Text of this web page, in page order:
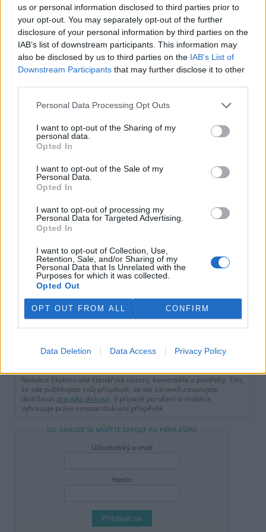
us or personal information disclosed to third parties prior to
your opt-out. You may separately opt-out of the further
disclosure of your personal information by third parties on the
IAB’s list of downstream participants. This information may
also be disclosed by us to third parties on the IAB’s List of
Downstream Participants that may further disclose it to other
Personal Data Processing Opt Outs
I want to opt-out of the Sharing of my
personal data.
Opted In
I want to opt-out of the Sale of my
Personal Data.
Opted In
I want to opt-out of processing my
Personal Data for Targeted Advertising.
Opted In
I want to opt-out of Collection, Use,
Retention, Sale, and/or Sharing of my
Personal Data that Is Unrelated with the
Purposes for which it was collected.
Opted Out
OPT OUT FROM ALL CONFIRM
Data Deletion Data Access Privacy Policy
Příbram, které vloni převzal.
reklama
tisknout poslat
reklama
Online diskuse
Redakce Ekolistu vítá čtenářské názory, komentáře a postřehy. Tím,
že zde publikujete svůj příspěvek, se ale zároveň zavazujete
dodržovat pravidla diskuse. V případě porušení si redakce
vyhrazuje právo smazat diskusní příspěvěk
DO DISKUZE SE MŮŽETE ZAPOJIT PO PŘIHLÁŠENÍ
Uživatelský e-mail
Heslo